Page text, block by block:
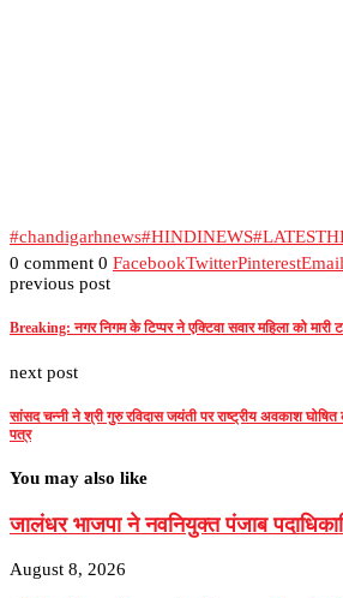
#chandigarhnews#HINDINEWS
0 comment 0 FacebookTwitterPinterestEmail
previous post
Breaking: नगर निगम के टिप्पर ने एक्टिवा सवार महिला को मारी
next post
सांसद चन्नी ने श्री गुरु रविदास जयंती पर राष्ट्रीय अवकाश
पत्र
You may also like
जालंधर भाजपा ने नवनियुक्त पंजाब
August 8, 2026